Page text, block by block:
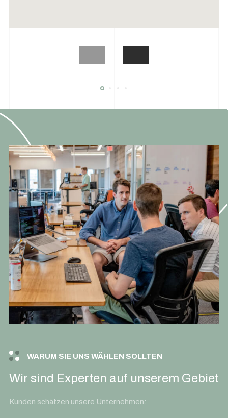
WARUM SIE UNS WÄHLEN SOLLTEN
Wir sind Experten auf unserem Gebiet
Kunden schätzen unsere Unternehmen: